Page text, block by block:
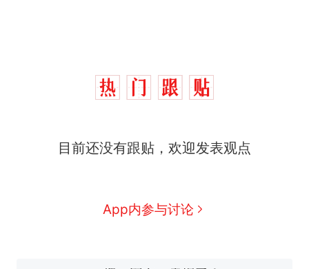
目前还没有跟贴，欢迎发表观点
App内参与讨论
因老师一句“跟我回家”改写了
人生
新
搬家报价570元，搬到楼下
部作废，公平么？
佛山一中学招聘物理教师，笔
试前13名均遭淘汰？教育局：